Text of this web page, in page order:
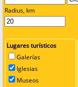
Radius, km
Lugares turísticos
Galerías
Iglesias
Museos